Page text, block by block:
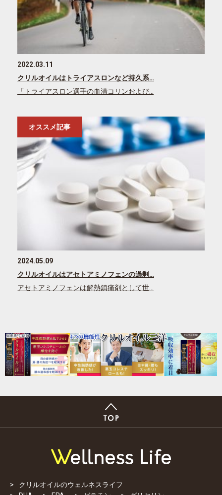
2022.03.11
クリルオイルはトライアスロンなど持久系…
「トライアスロン選手の血清コリンおよび…
オススメ記事
2024.05.09
クリルオイルはアセトアミノフェンの過剰…
アセトアミノフェンは解熱鎮痛剤として世…
クリルオイルのウェルネスライフ